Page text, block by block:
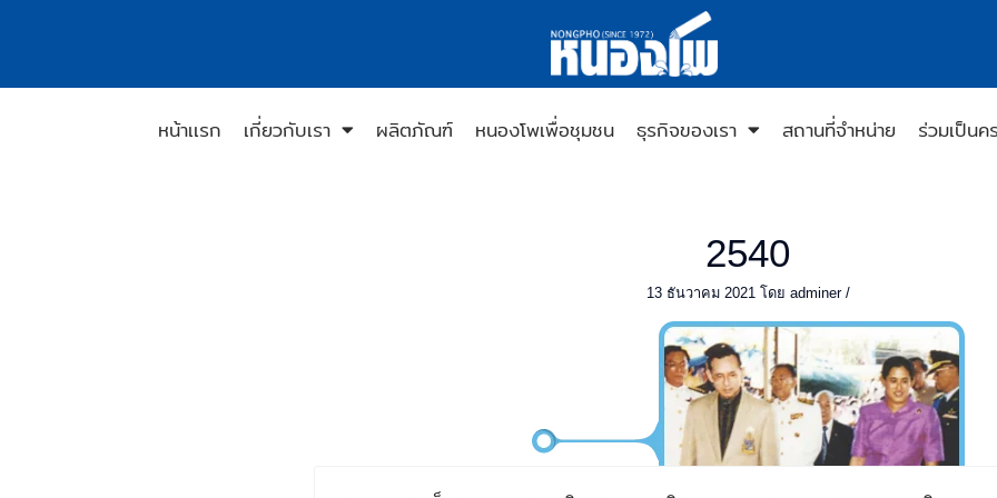
หน้าเเรก เกี่ยวกับเรา ผลิตภัณฑ์ หนองโพเพื่อชุมชน ธุรกิจของเรา สถานที่จำหน่าย ร่วมเป็นค
2540
13 ธันวาคม 2021 โดย adminer/